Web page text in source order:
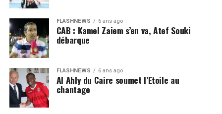
FLASHNEWS 6 ans ago
CAB : Kamel Zaiem s’en va, Atef Souki
débarque
FLASHNEWS 6 ans ago
Al Ahly du Caire soumet l’Etoile au
chantage